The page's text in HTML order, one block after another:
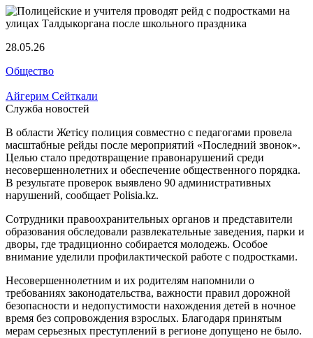
28.05.26
Общество
Айгерим Сейткали
Служба новостей
В области Жетісу полиция совместно с педагогами провела
масштабные рейды после мероприятий «Последний звонок».
Целью стало предотвращение правонарушений среди
несовершеннолетних и обеспечение общественного порядка.
В результате проверок выявлено 90 административных
нарушений, сообщает Polisia.kz.
Сотрудники правоохранительных органов и представители
образования обследовали развлекательные заведения, парки и
дворы, где традиционно собирается молодежь. Особое
внимание уделили профилактической работе с подростками.
Несовершеннолетним и их родителям напомнили о
требованиях законодательства, важности правил дорожной
безопасности и недопустимости нахождения детей в ночное
время без сопровождения взрослых. Благодаря принятым
мерам серьезных преступлений в регионе допущено не было.